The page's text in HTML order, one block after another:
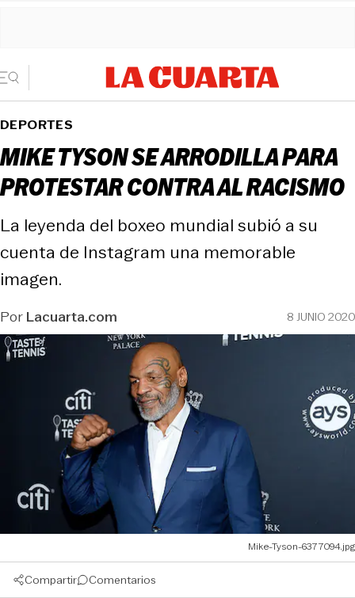
DEPORTES
MIKE TYSON SE ARRODILLA PARA
PROTESTAR CONTRA AL RACISMO
La leyenda del boxeo mundial subió a su
cuenta de Instagram una memorable
imagen.
PorLacuarta.com 8 JUNIO 2020
Mike-Tyson-6377094.jpg
Compartir Comentarios